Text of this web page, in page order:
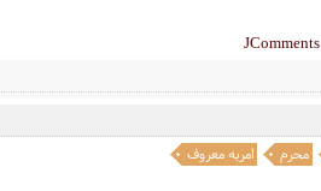
محرم امربه معروف
JComments